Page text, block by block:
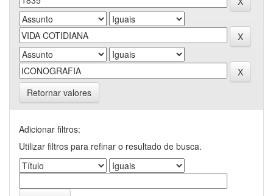
Retornar valores
Adicionar filtros:
Utilizar filtros para refinar o resultado de busca.